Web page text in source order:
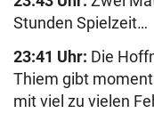
Stunden Spielzeit…
23:41 Uhr: Die
Thiem gibt
mit viel zu vielen